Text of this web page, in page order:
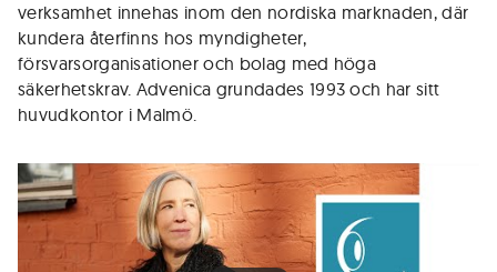
verksamhet innehas inom den nordiska marknaden, där
kundera återfinns hos myndigheter,
försvarsorganisationer och bolag med höga
säkerhetskrav. Advenica grundades 1993 och har sitt
huvudkontor i Malmö.